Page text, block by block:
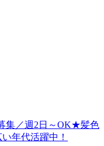
集／週2日～OK★髪色
年代活躍中！